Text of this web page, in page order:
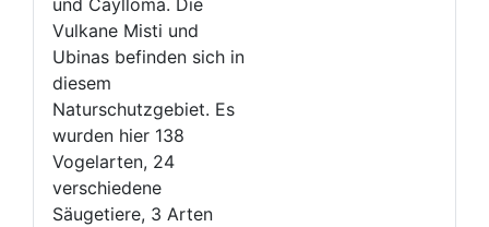
Vulkane Misti und
Ubinas befinden sich in
diesem
Naturschutzgebiet. Es
wurden hier 138
Vogelarten, 24
verschiedene
Säugetiere, 3 Arten